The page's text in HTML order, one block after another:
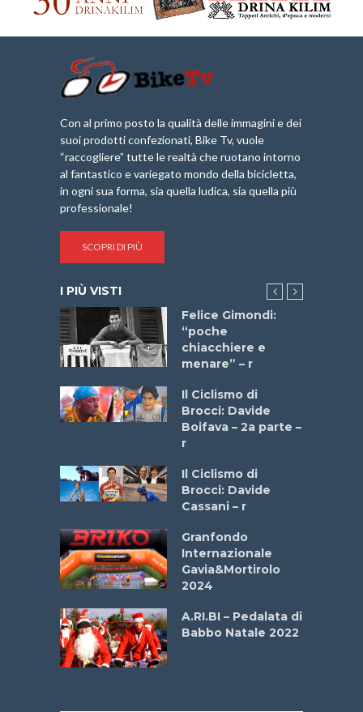
Con al primo posto la qualità delle immagini e dei
suoi prodotti confezionati, Bike Tv, vuole
“raccogliere” tutte le realtà che ruotano intorno
al fantastico e variegato mondo della bicicletta,
in ogni sua forma, sia quella ludica, sia quella più
professionale!
SCOPRI DI PIÙ
I PIÙ VISTI
Felice Gimondi:
“poche
chiacchiere e
menare” – r
Il Ciclismo di
Brocci: Davide
Boifava – 2a parte –
r
Il Ciclismo di
Brocci: Davide
Cassani – r
Granfondo
Internazionale
Gavia&Mortirolo
2024
A.RI.BI – Pedalata di
Babbo Natale 2022